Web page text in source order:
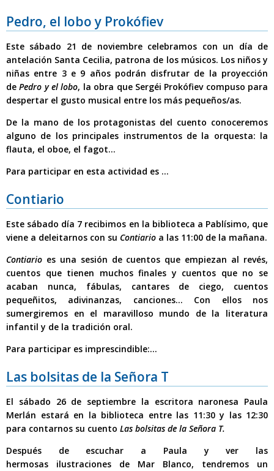
Pedro, el lobo y Prokófiev
Este sábado 21 de noviembrecelebramos con un día de
antelación Santa Cecilia, patrona de los músicos. Los niños y
niñas entre 3 e 9 añospodrán disfrutar de la proyección
de Pedro y el lobo, la obra que Sergéi Prokófievcompuso para
despertar el gusto musical entre los más pequeños/as.
De la mano de los protagonistas del cuento conoceremos
alguno de los principales instrumentos de la orquesta: la
flauta, el oboe, el fagot...
Para participar en esta actividad es ...
Contiario
Este sábado día 7 recibimos en la biblioteca a Pablísimo, que
viene a deleitarnos con su Contiario a las 11:00 de la mañana.
Contiario es una sesión de cuentos que empiezan al revés,
cuentos que tienen muchos finales y cuentos que no se
acaban nunca, fábulas, cantares de ciego, cuentos
pequeñitos, adivinanzas, canciones... Con ellos nos
sumergiremos en el maravilloso mundo de la literatura
infantil y de la tradición oral.
Para participar es imprescindible:...
Las bolsitas de la Señora T
El sábado 26 de septiembre la escritora naronesa Paula
Merlán estará en la biblioteca entre las 11:30 y las 12:30
para contarnos su cuento Las bolsitas de la Señora T.
Después de escuchar a Paula y ver las
hermosas ilustraciones de Mar Blanco, tendremos un